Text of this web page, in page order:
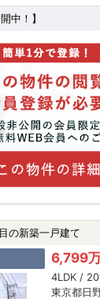
中！】
の新築一戸建て
6,799
4LDK /
東京都日